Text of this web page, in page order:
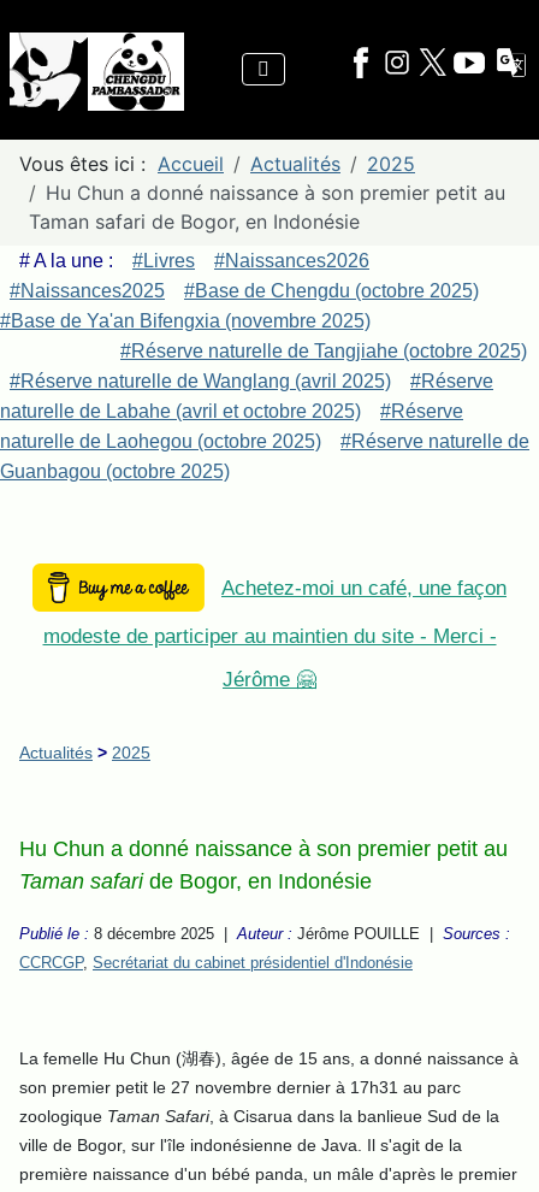
Vous êtes ici : Accueil Actualités
2025
Hu Chun a donné naissance à son premier petit au
Taman safari de Bogor, en Indonésie
# A la une : #Livres
#Naissances2026
#Naissances2025
#Base de Chengdu (octobre 2025)
#Base de Ya'an Bifengxia (novembre 2025)
#Réserve naturelle de Tangjiahe (octobre 2025)
#Réserve naturelle de Wanglang (avril 2025)
#Réserve
naturelle de Labahe (avril et octobre 2025)
#Réserve
naturelle de Laohegou (octobre 2025)
#Réserve naturelle de
Guanbagou (octobre 2025)
Achetez-moi un café, une façon
modeste de participer au maintien du site - Merci -
Jérôme 🤗
Actualités > 2025
Hu Chun a donné naissance à son premier petit au
Taman safaride Bogor, en Indonésie
Publié le : 8 décembre 2025 |Auteur : Jérôme POUILLE | Sources :
CCRCGP, Secrétariat du cabinet présidentiel d'Indonésie
La femelle Hu Chun (湖春), âgée de 15 ans, a donné naissance à
son premier petit le 27 novembre dernier à 17h31 au parc
zoologique Taman Safari, à Cisarua dans la banlieue Sud de la
ville de Bogor, sur l'île indonésienne de Java. Il s'agit de la
première naissance d'un bébé panda, un mâle d'après le premier